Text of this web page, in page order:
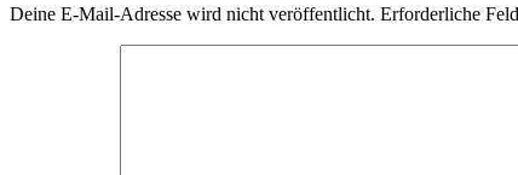
Deine E-Mail-Adresse wird nicht veröffentlicht. Erforderliche